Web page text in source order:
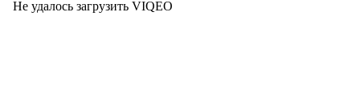
Не удалось загрузить VIQEO